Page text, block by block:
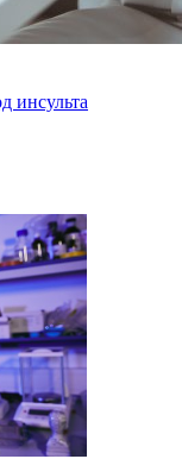
инсульта